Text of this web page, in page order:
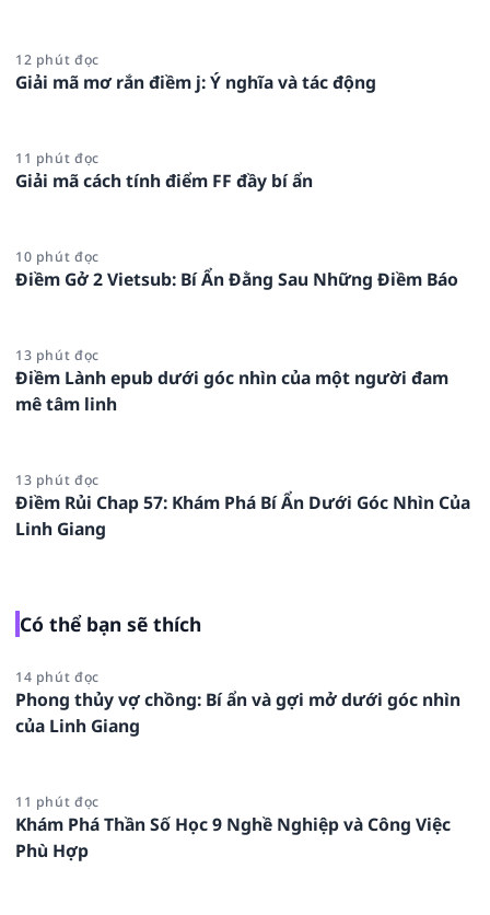
12 phút đọc
Giải mã mơ rắn điềm j: Ý nghĩa và tác động
11 phút đọc
Giải mã cách tính điểm FF đầy bí ẩn
10 phút đọc
Điềm Gở 2 Vietsub: Bí Ẩn Đằng Sau Những Điềm Báo
13 phút đọc
Điềm Lành epub dưới góc nhìn của một người đam
mê tâm linh
13 phút đọc
Điềm Rủi Chap 57: Khám Phá Bí Ẩn Dưới Góc Nhìn Của
Linh Giang
Có thể bạn sẽ thích
14 phút đọc
Phong thủy vợ chồng: Bí ẩn và gợi mở dưới góc nhìn
của Linh Giang
11 phút đọc
Khám Phá Thần Số Học 9 Nghề Nghiệp và Công Việc
Phù Hợp